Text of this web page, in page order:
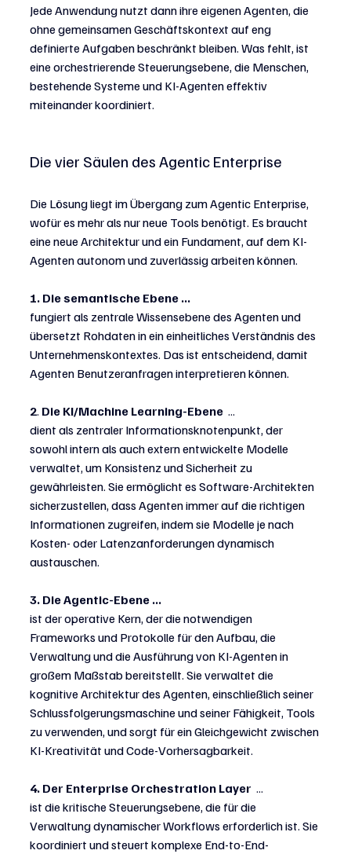
Jede Anwendung nutzt dann ihre eigenen Agenten, die
ohne gemeinsamen Geschäftskontext auf eng
definierte Aufgaben beschränkt bleiben. Was fehlt, ist
eine orchestrierende Steuerungsebene, die Menschen,
bestehende Systeme und KI-Agenten effektiv
miteinander koordiniert.
Die vier Säulen des Agentic Enterprise
Die Lösung liegt im Übergang zum Agentic Enterprise,
wofür es mehr als nur neue Tools benötigt. Es braucht
eine neue Architektur und ein Fundament, auf dem KI-
Agenten autonom und zuverlässig arbeiten können.
1. Die semantische Ebene ...
fungiert als zentrale Wissensebene des Agenten und
übersetzt Rohdaten in ein einheitliches Verständnis des
Unternehmenskontextes. Das ist entscheidend, damit
Agenten Benutzeranfragen interpretieren können.
2. Die KI/Machine Learning-Ebene ...
dient als zentraler Informationsknotenpunkt, der
sowohl intern als auch extern entwickelte Modelle
verwaltet, um Konsistenz und Sicherheit zu
gewährleisten. Sie ermöglicht es Software-Architekten
sicherzustellen, dass Agenten immer auf die richtigen
Informationen zugreifen, indem sie Modelle je nach
Kosten- oder Latenzanforderungen dynamisch
austauschen.
3. Die Agentic-Ebene ...
ist der operative Kern, der die notwendigen
Frameworks und Protokolle für den Aufbau, die
Verwaltung und die Ausführung von KI-Agenten in
großem Maßstab bereitstellt. Sie verwaltet die
kognitive Architektur des Agenten, einschließlich seiner
Schlussfolgerungsmaschine und seiner Fähigkeit, Tools
zu verwenden, und sorgt für ein Gleichgewicht zwischen
KI-Kreativität und Code-Vorhersagbarkeit.
4. Der Enterprise Orchestration Layer ...
ist die kritische Steuerungsebene, die für die
Verwaltung dynamischer Workflows erforderlich ist. Sie
koordiniert und steuert komplexe End-to-End-